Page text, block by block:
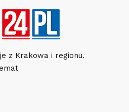
z Krakowa i regionu.